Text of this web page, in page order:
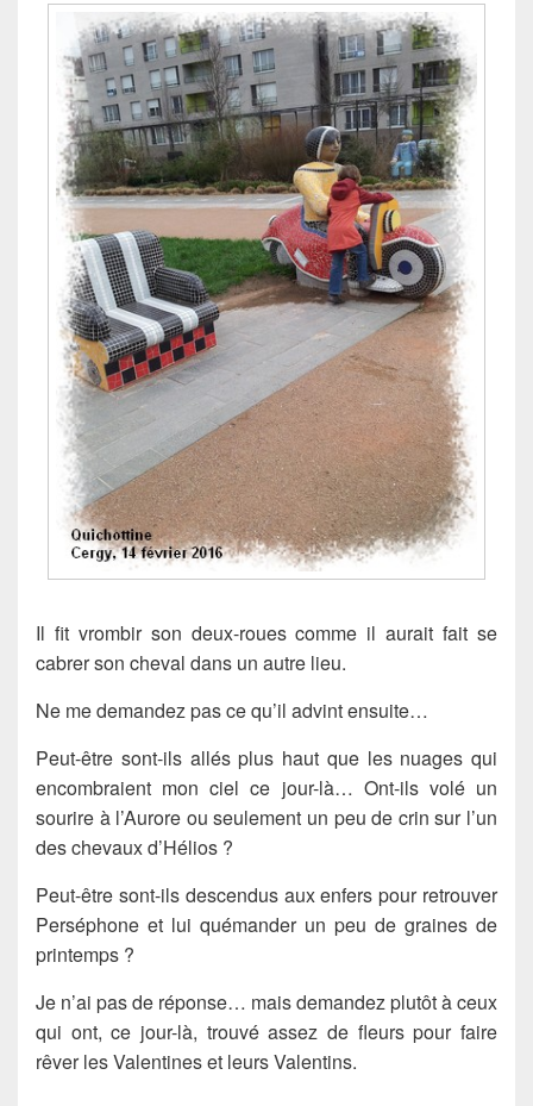
Il fit vrombir son deux-roues comme il aurait fait se
cabrer son cheval dans un autre lieu.
Ne me demandez pas ce qu’il advint ensuite…
Peut-être sont-ils allés plus haut que les nuages qui
encombraient mon ciel ce jour-là… Ont-ils volé un
sourire à l’Aurore ou seulement un peu de crin sur l’un
des chevaux d’Hélios ?
Peut-être sont-ils descendus aux enfers pour retrouver
Perséphone et lui quémander un peu de graines de
printemps ?
Je n’ai pas de réponse… mais demandez plutôt à ceux
qui ont, ce jour-là, trouvé assez de fleurs pour faire
rêver les Valentines et leurs Valentins.